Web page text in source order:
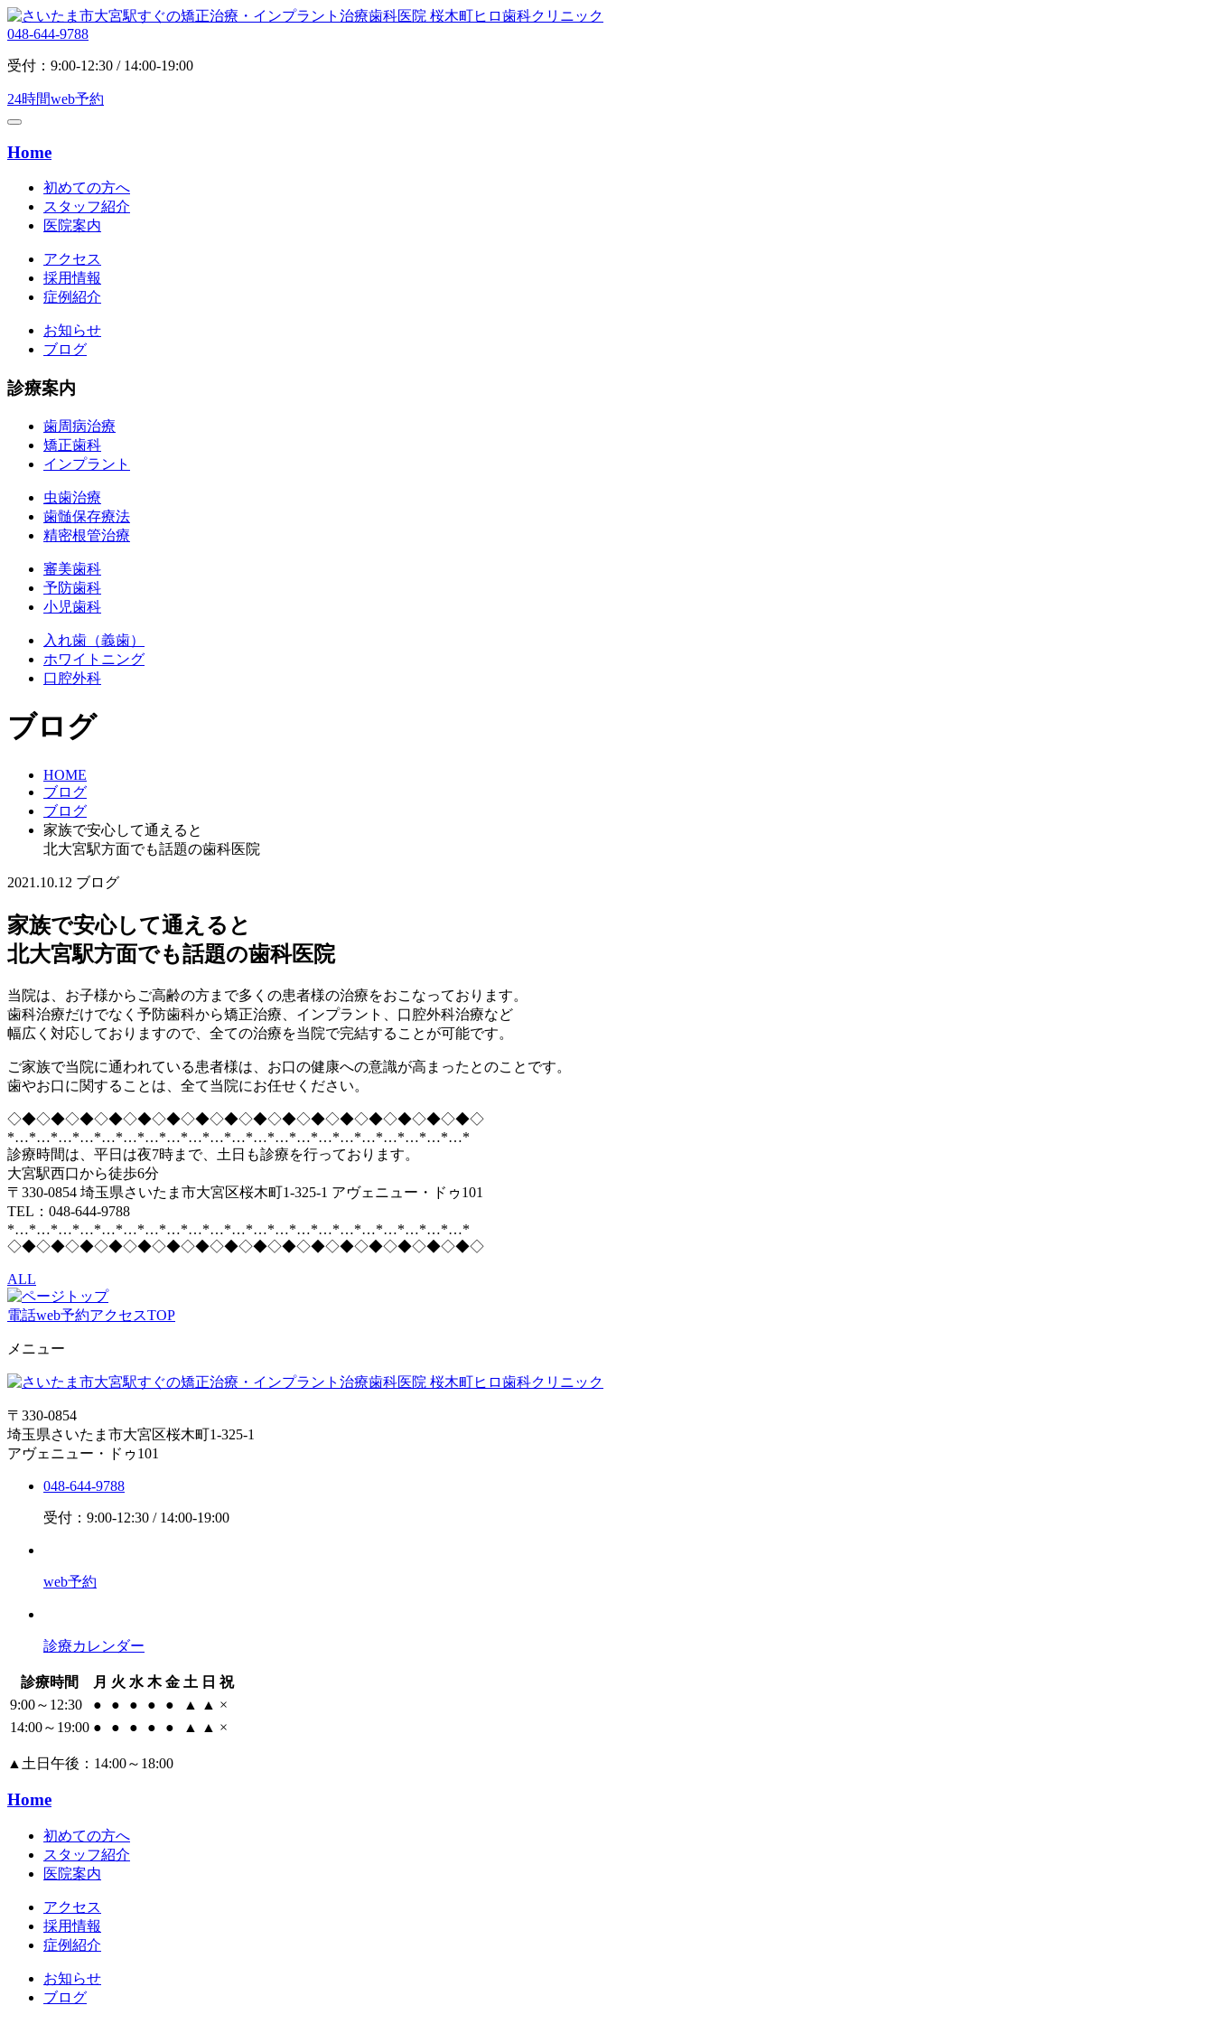
048-644-9788
受付：9:00-12:30 / 14:00-19:00
24時間web予約
Home
初めての方へ
スタッフ紹介
医院案内
アクセス
採用情報
症例紹介
お知らせ
ブログ
診療案内
歯周病治療
矯正歯科
インプラント
虫歯治療
歯髄保存療法
精密根管治療
審美歯科
予防歯科
小児歯科
入れ歯（義歯）
ホワイトニング
口腔外科
ブログ
HOME
ブログ
ブログ
家族で安心して通えると
北大宮駅方面でも話題の歯科医院
2021.10.12 ブログ
家族で安心して通えると
北大宮駅方面でも話題の歯科医院
当院は、お子様からご高齢の方まで多くの患者様の治療をおこなっております。
歯科治療だけでなく予防歯科から矯正治療、インプラント、口腔外科治療など
幅広く対応しておりますので、全ての治療を当院で完結することが可能です。
ご家族で当院に通われている患者様は、お口の健康への意識が高まったとのことです。
歯やお口に関することは、全て当院にお任せください。
◇◆◇◆◇◆◇◆◇◆◇◆◇◆◇◆◇◆◇◆◇◆◇◆◇◆◇◆◇◆◇◆◇
*…*…*…*…*…*…*…*…*…*…*…*…*…*…*…*…*…*…*…*…*…*
診療時間は、平日は夜7時まで、土日も診療を行っております。
大宮駅西口から徒歩6分
〒330-0854 埼玉県さいたま市大宮区桜木町1-325-1 アヴェニュー・ドゥ101
TEL：048-644-9788
*…*…*…*…*…*…*…*…*…*…*…*…*…*…*…*…*…*…*…*…*…*
◇◆◇◆◇◆◇◆◇◆◇◆◇◆◇◆◇◆◇◆◇◆◇◆◇◆◇◆◇◆◇◆◇
ALL
電話web予約アクセスTOP
メニュー
〒330-0854
埼玉県さいたま市大宮区桜木町1-325-1
アヴェニュー・ドゥ101
048-644-9788
受付：9:00-12:30 / 14:00-19:00
web予約
診療カレンダー
診療時間 月 火 水 木 金 土 日 祝
9:00～12:30
● ● ● ● ● ▲ ▲ ×
14:00～19:00 ● ● ● ● ● ▲ ▲ ×
▲ 土日午後：14:00～18:00
Home
初めての方へ
スタッフ紹介
医院案内
アクセス
採用情報
症例紹介
お知らせ
ブログ